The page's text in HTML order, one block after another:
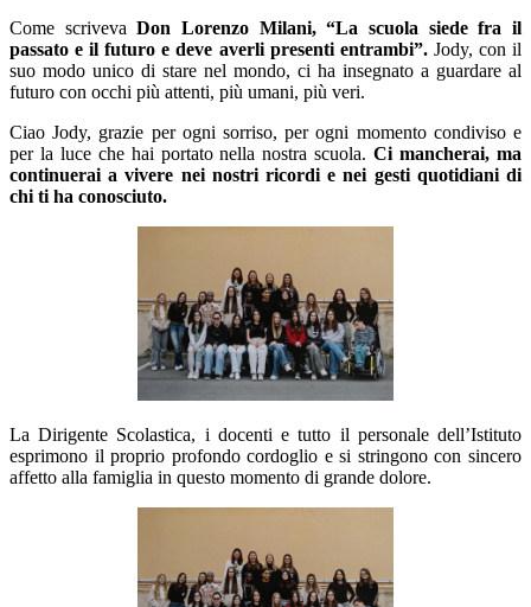
Come scrivevaDon Lorenzo Milani, “La scuola siede fra il
passato e il futuro e deve averli presenti entrambi”. Jody, con il
suo modo unico di stare nel mondo, ci ha insegnato a guardare al
futuro con occhi più attenti, più umani, più veri.
Ciao Jody, grazie per ogni sorriso, per ogni momento condiviso e
per la luce che hai portato nella nostra scuola.Ci mancherai, ma
continuerai a vivere nei nostri ricordi e nei gesti quotidiani di
chi ti ha conosciuto.
La Dirigente Scolastica, i docenti e tutto il personale dell’Istituto
esprimono il proprio profondo cordoglio e si stringono con sincero
affetto alla famiglia in questo momento di grande dolore.